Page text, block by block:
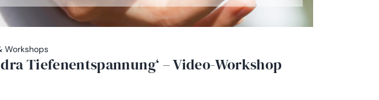
Workshops
Tiefenentspannung‘ – Video-Workshop